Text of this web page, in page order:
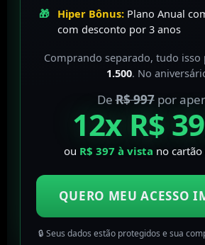
Hiper Bônus: Plano Anual
com desconto por 3 anos
Comprando separado, tudo isso
1.500. No
DeR$ 997por
12x R$
ou R$ 397 à vista no
QUERO MEU ACESSO
🔒 Seus dados estão protegidos e sua